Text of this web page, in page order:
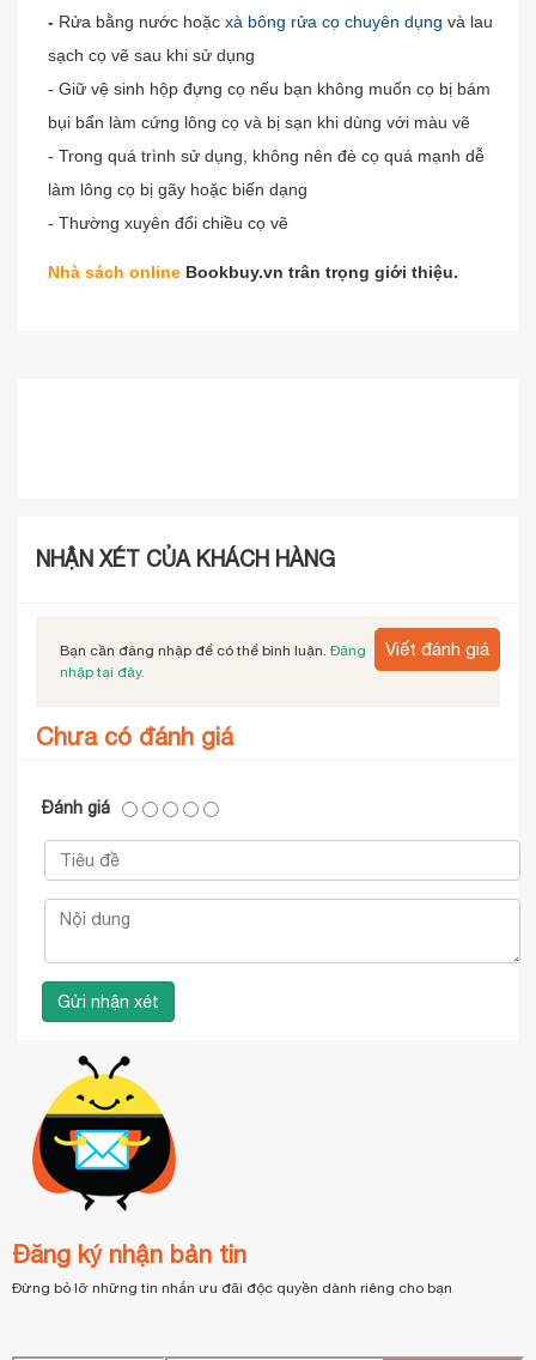
- Rửa bằng nước hoặc xà bông rửa cọ chuyên dụng và lau
sạch cọ vẽ sau khi sử dụng
- Giữ vệ sinh hộp đựng cọ nếu bạn không muốn cọ bị bám
bụi bẩn làm cứng lông cọ và bị sạn khi dùng với màu vẽ
- Trong quá trình sử dụng, không nên đè cọ quá mạnh dễ
làm lông cọ bị gãy hoặc biến dạng
- Thường xuyên đổi chiều cọ vẽ
Nhà sách online Bookbuy.vn trân trọng giới thiệu.
NHẬN XÉT CỦA KHÁCH HÀNG
Viết đánh giá
Bạn cần đăng nhập để có thể bình luận. Đăng
nhập tại đây.
Chưa có đánh giá
Đánh giá
Đăng ký nhận bản tin
Đừng bỏ lỡ những tin nhắn ưu đãi độc quyền dành riêng cho bạn